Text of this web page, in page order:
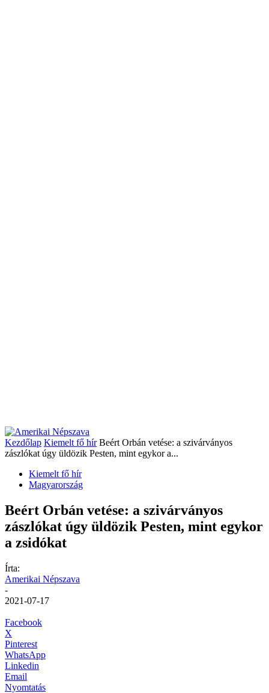
Kezdőlap Kiemelt fő hír Beért Orbán vetése: a szivárványos
zászlókat úgy üldözik Pesten, mint egykor a...
Kiemelt fő hír
Magyarország
Beért Orbán vetése: a szivárványos
zászlókat úgy üldözik Pesten, mint egykor
a zsidókat
Írta:
Amerikai Népszava
-
2021-07-17
Facebook
X
Pinterest
WhatsApp
Linkedin
Email
Nyomtatás